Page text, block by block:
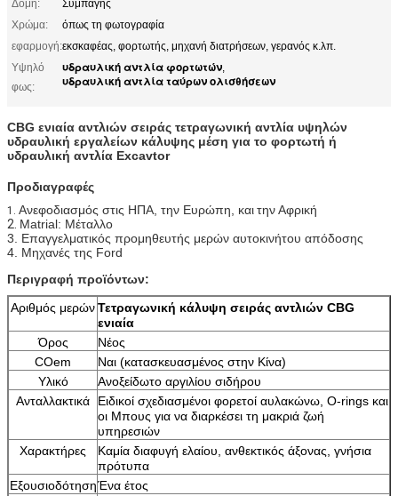
Δομή:
Συμπαγής
Χρώμα:
όπως τη φωτογραφία
εφαρμογή:εκσκαφέας, φορτωτής, μηχανή διατρήσεων, γερανός κ.λπ.
Υψηλό
φως:
υδραυλική αντλία φορτωτών,
υδραυλική αντλία ταύρων ολισθήσεων
CBG ενιαία αντλιών σειράς τετραγωνική αντλία υψηλών
υδραυλική εργαλείων κάλυψης μέση για το φορτωτή ή
υδραυλική αντλία Excavtor
Προδιαγραφές
1. Ανεφοδιασμός στις ΗΠΑ, την Ευρώπη, καιτην Αφρική
2. Matrial: Μέταλλο
3. Επαγγελματικός προμηθευτής μερών αυτοκινήτου απόδοσης
4. Μηχανές της Ford
Περιγραφή προϊόντων:
Αριθμός μερώνΤετραγωνική κάλυψη σειράς αντλιών CBG
ενιαία
Όρος
Νέος
COem
Ναι (κατασκευασμένος στην Κίνα)
Υλικό
Ανοξείδωτο αργιλίου σιδήρου
Ανταλλακτικά
Ειδικοί σχεδιασμένοι φορετοί αυλακώνω, O-rings και
οι Μπους για να διαρκέσει τη μακριά ζωή
υπηρεσιών
Χαρακτήρες
Καμία διαφυγή ελαίου, ανθεκτικός άξονας, γνήσια
πρότυπα
ΕξουσιοδότησηΈνα έτος